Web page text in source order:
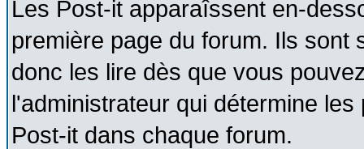
Les Post-it apparaîssent en-
première page du forum. Ils
donc les lire dès que vous
l'administrateur qui détermine
Post-it dans chaque forum.